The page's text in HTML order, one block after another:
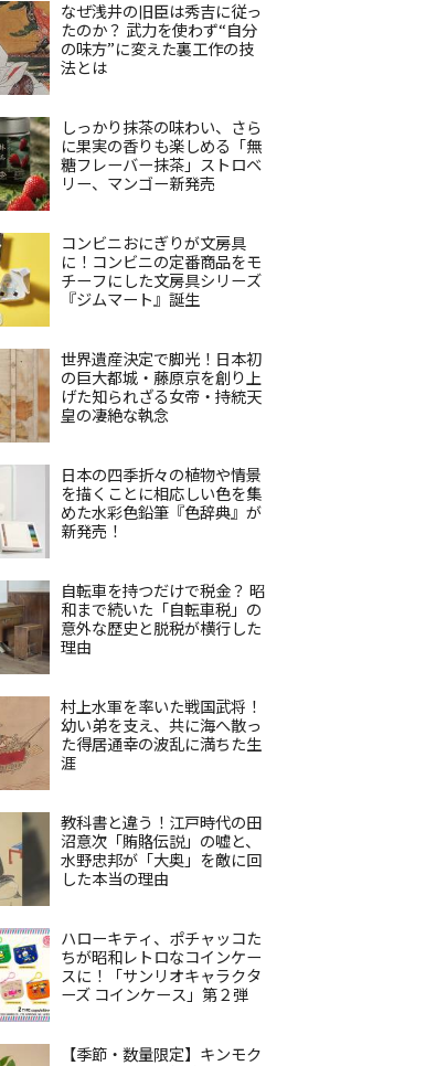
なぜ浅井の旧臣は秀吉に従っ
たのか？ 武力を使わず“自分
の味方”に変えた裏工作の技
法とは
しっかり抹茶の味わい、さら
に果実の香りも楽しめる「無
糖フレーバー抹茶」ストロベ
リー、マンゴー新発売
コンビニおにぎりが文房具
に！コンビニの定番商品をモ
チーフにした文房具シリーズ
『ジムマート』誕生
世界遺産決定で脚光！日本初
の巨大都城・藤原京を創り上
げた知られざる女帝・持統天
皇の凄絶な執念
日本の四季折々の植物や情景
を描くことに相応しい色を集
めた水彩色鉛筆『色辞典』が
新発売！
自転車を持つだけで税金？ 昭
和まで続いた「自転車税」の
意外な歴史と脱税が横行した
理由
村上水軍を率いた戦国武将！
幼い弟を支え、共に海へ散っ
た得居通幸の波乱に満ちた生
涯
教科書と違う！江戸時代の田
沼意次「賄賂伝説」の嘘と、
水野忠邦が「大奥」を敵に回
した本当の理由
ハローキティ、ポチャッコた
ちが昭和レトロなコインケー
スに！「サンリオキャラクタ
ーズ コインケース」第２弾
【季節・数量限定】キンモク